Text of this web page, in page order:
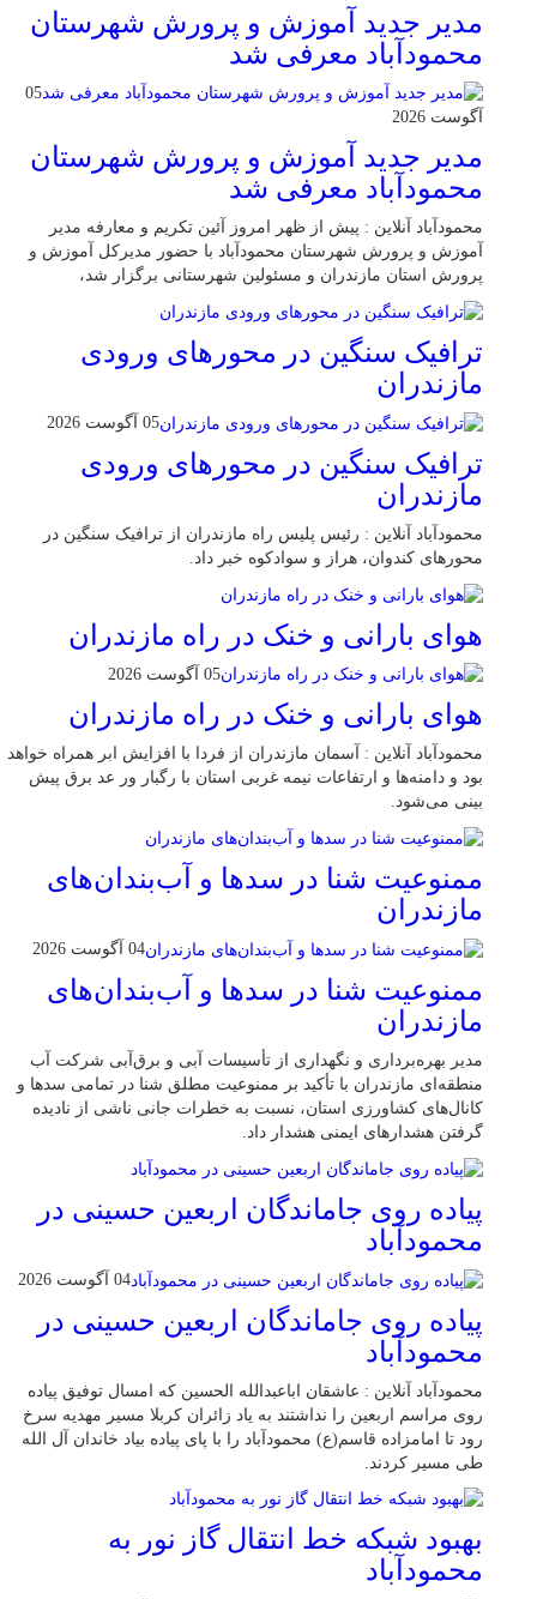
مدیر جدید آموزش و پرورش شهرستان
محمودآباد معرفی شد
05
آگوست 2026
مدیر جدید آموزش و پرورش شهرستان
محمودآباد معرفی شد
محمودآباد آنلاین : پیش از ظهر امروز آئین تکریم و معارفه مدیر
آموزش و پرورش شهرستان محمودآباد با حضور مدیرکل آموزش و
پرورش استان مازندران و مسئولین شهرستانی برگزار شد،
ترافیک سنگین در محور‌های ورودی
مازندران
05 آگوست 2026
ترافیک سنگین در محور‌های ورودی
مازندران
محمودآباد آنلاین : رئیس پلیس راه مازندران از ترافیک سنگین در
محور‌های کندوان، هراز و سوادکوه خبر داد.
هوای بارانی و خنک در راه مازندران
05 آگوست 2026
هوای بارانی و خنک در راه مازندران
محمودآباد آنلاین : آسمان مازندران از فردا با افزایش ابر همراه خواهد
بود و دامنه‌ها و ارتفاعات نیمه غربی استان با رگبار ور عد برق پیش
بینی می‌شود.
ممنوعیت شنا در سدها و آب‌بندان‌‌های
مازندران
04 آگوست 2026
ممنوعیت شنا در سدها و آب‌بندان‌‌های
مازندران
مدیر بهره‌برداری و نگهداری از تأسیسات آبی و برق‌آبی شرکت آب
منطقه‌ای مازندران با تأکید بر ممنوعیت مطلق شنا در تمامی سدها و
کانال‌های کشاورزی استان، نسبت به خطرات جانی ناشی از نادیده
گرفتن هشدارهای ایمنی هشدار داد.
پیاده روی جاماندگان اربعین حسینی در
محمودآباد
04 آگوست 2026
پیاده روی جاماندگان اربعین حسینی در
محمودآباد
محمودآباد آنلاین : عاشقان اباعبدالله الحسین که امسال توفیق پیاده
روی مراسم اربعین را نداشتند به یاد زائران کربلا مسیر مهدیه سرخ
رود تا امامزاده قاسم(ع) محمودآباد را با پای پیاده بیاد خاندان آل الله
طی مسیر کردند.
بهبود شبکه خط انتقال گاز نور به
محمودآباد